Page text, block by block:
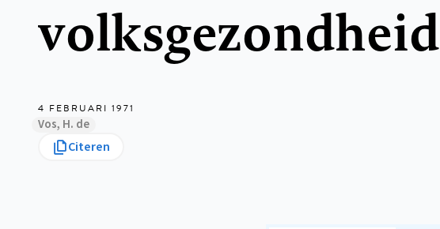
volksgezondheid
4 FEBRUARI 1971
Vos, H. de
Citeren